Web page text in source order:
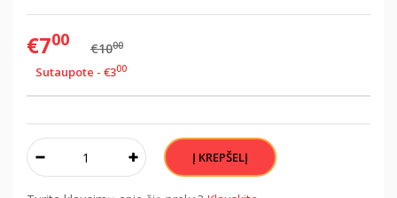
€700 €1000
Sutaupote - €300